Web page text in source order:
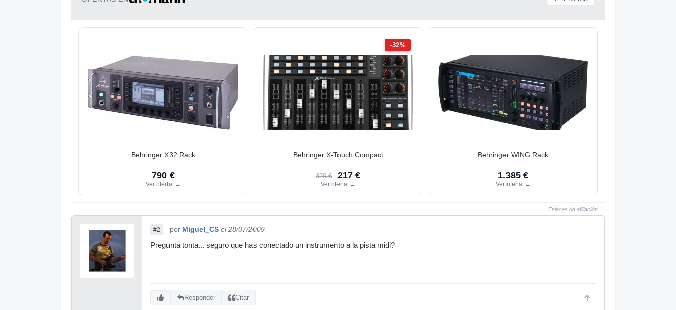
Behringer X32 Rack
790 €
Ver oferta →
-32%
Behringer X-Touch Compact
320 € 217 €
Ver oferta →
Behringer WING Rack
1.385 €
Ver oferta →
Enlaces de afiliación
#2 por Miguel_CS el 28/07/2009
Pregunta tonta... seguro que has conectado un instrumento a la pista midi?
Responder Citar